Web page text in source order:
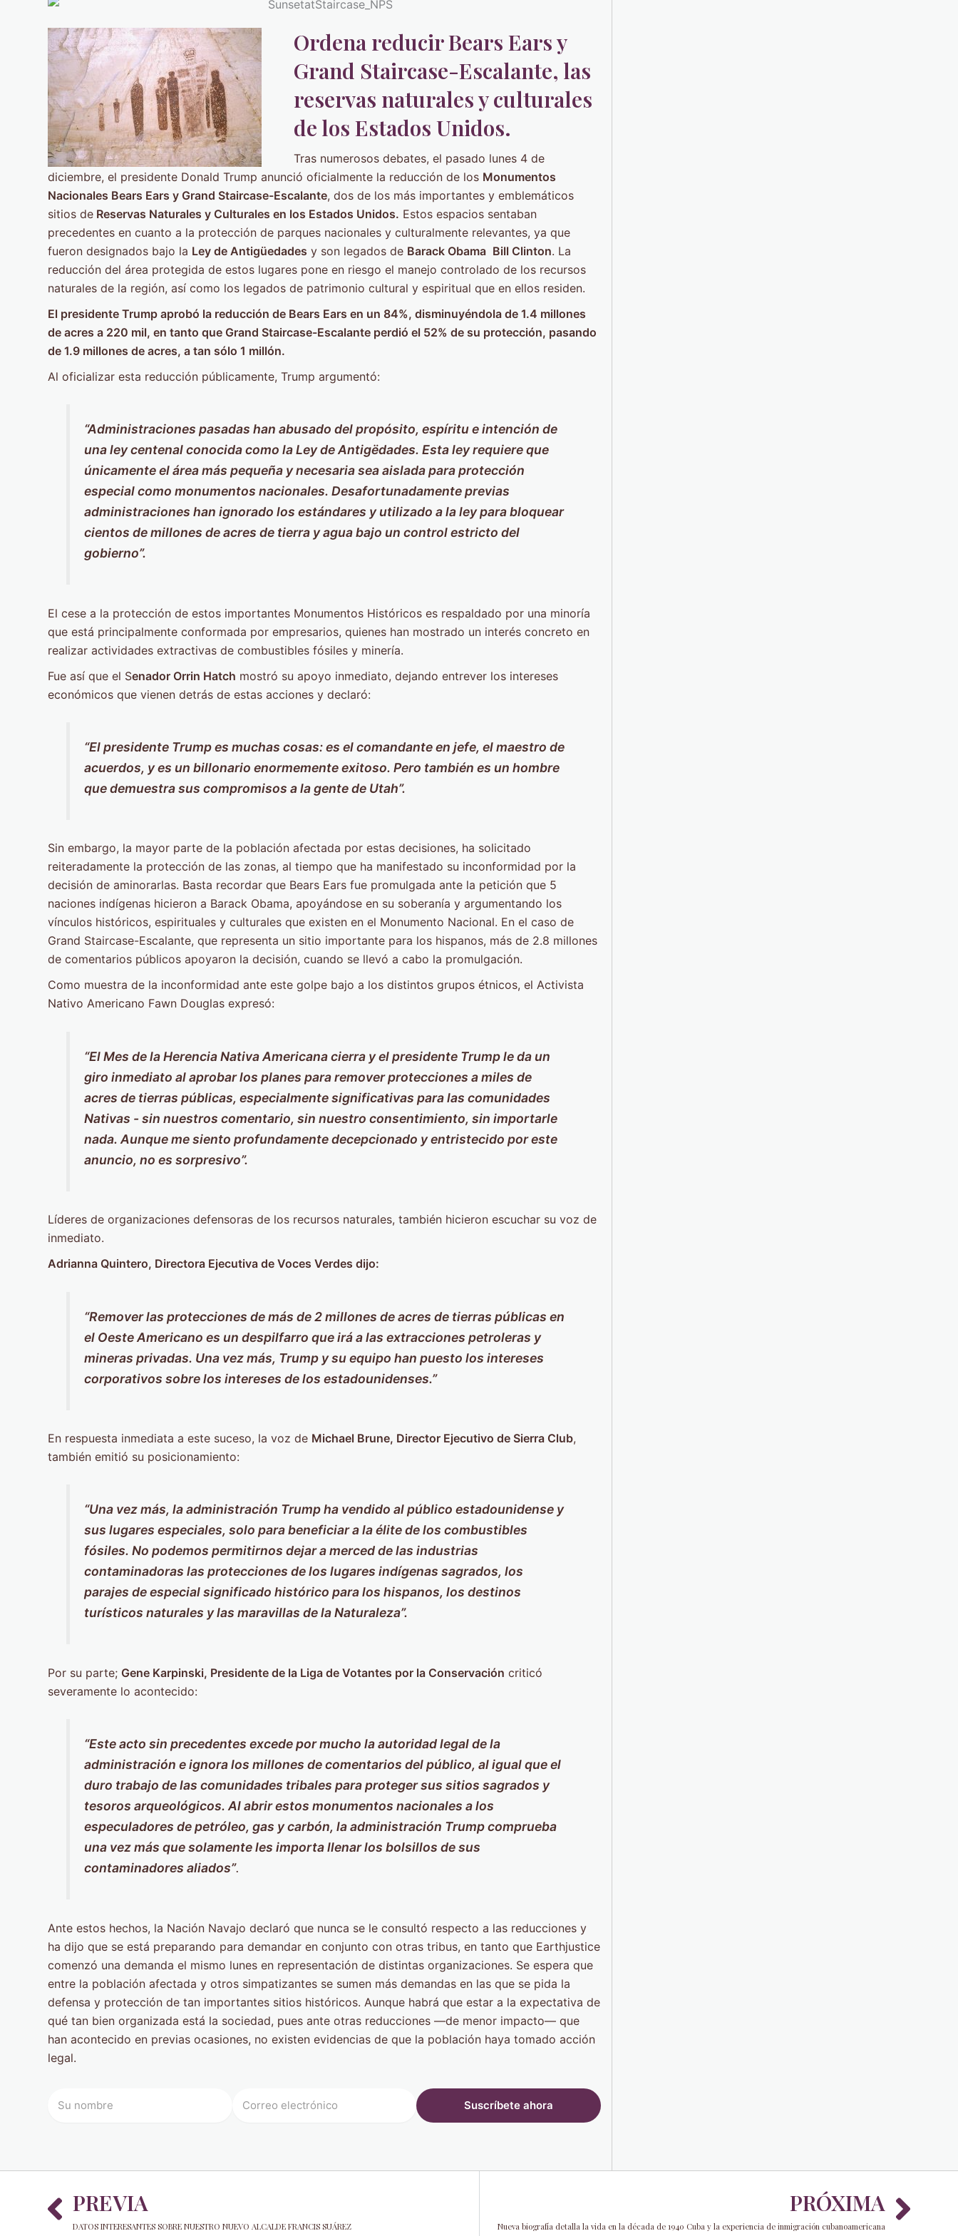
Ordena reducir Bears Ears y
Grand Staircase-Escalante, las
reservas naturales y culturales
de los Estados Unidos.
Tras numerosos debates, el pasado lunes 4 de
diciembre, el presidente Donald Trump anunció oficialmente la reducción de los Monumentos
Nacionales Bears Ears y Grand Staircase-Escalante, dos de los más importantes y emblemáticos
sitios de Reservas Naturales y Culturales en los Estados Unidos. Estos espacios sentaban
precedentes en cuanto a la protección de parques nacionales y culturalmente relevantes, ya que
fueron designados bajo la Ley de Antigüedades y son legados de Barack Obama Bill Clinton. La
reducción del área protegida de estos lugares pone en riesgo el manejo controlado de los recursos
naturales de la región, así como los legados de patrimonio cultural y espiritual que en ellos residen.
El presidente Trump aprobó la reducción de Bears Ears en un 84%, disminuyéndola de 1.4 millones
de acres a 220 mil, en tanto que Grand Staircase-Escalante perdió el 52% de su protección, pasando
de 1.9 millones de acres, a tan sólo 1 millón.
Al oficializar esta reducción públicamente, Trump argumentó:
“Administraciones pasadas han abusado del propósito, espíritu e intención de
una ley centenal conocida como la Ley de Antigëdades. Esta ley requiere que
únicamente el área más pequeña y necesaria sea aislada para protección
especial como monumentos nacionales. Desafortunadamente previas
administraciones han ignorado los estándares y utilizado a la ley para bloquear
cientos de millones de acres de tierra y agua bajo un control estricto del
gobierno”.
El cese a la protección de estos importantes Monumentos Históricos es respaldado por una minoría
que está principalmente conformada por empresarios, quienes han mostrado un interés concreto en
realizar actividades extractivas de combustibles fósiles y minería.
Fue así que el Senador Orrin Hatch mostró su apoyo inmediato, dejando entrever los intereses
económicos que vienen detrás de estas acciones y declaró:
“El presidente Trump es muchas cosas: es el comandante en jefe, el maestro de
acuerdos, y es un billonario enormemente exitoso. Pero también es un hombre
que demuestra sus compromisos a la gente de Utah”.
Sin embargo, la mayor parte de la población afectada por estas decisiones, ha solicitado
reiteradamente la protección de las zonas, al tiempo que ha manifestado su inconformidad por la
decisión de aminorarlas. Basta recordar que Bears Ears fue promulgada ante la petición que 5
naciones indígenas hicieron a Barack Obama, apoyándose en su soberanía y argumentando los
vínculos históricos, espirituales y culturales que existen en el Monumento Nacional. En el caso de
Grand Staircase-Escalante, que representa un sitio importante para los hispanos, más de 2.8 millones
de comentarios públicos apoyaron la decisión, cuando se llevó a cabo la promulgación.
Como muestra de la inconformidad ante este golpe bajo a los distintos grupos étnicos, el Activista
Nativo Americano Fawn Douglas expresó:
“El Mes de la Herencia Nativa Americana cierra y el presidente Trump le da un
giro inmediato al aprobar los planes para remover protecciones a miles de
acres de tierras públicas, especialmente significativas para las comunidades
Nativas - sin nuestros comentario, sin nuestro consentimiento, sin importarle
nada. Aunque me siento profundamente decepcionado y entristecido por este
anuncio, no es sorpresivo”.
Líderes de organizaciones defensoras de los recursos naturales, también hicieron escuchar su voz de
inmediato.
Adrianna Quintero, Directora Ejecutiva de Voces Verdes dijo:
“Remover las protecciones de más de 2 millones de acres de tierras públicas en
el Oeste Americano es un despilfarro que irá a las extracciones petroleras y
mineras privadas. Una vez más, Trump y su equipo han puesto los intereses
corporativos sobre los intereses de los estadounidenses.”
En respuesta inmediata a este suceso, la voz de Michael Brune, Director Ejecutivo de Sierra Club,
también emitió su posicionamiento:
“Una vez más, la administración Trump ha vendido al público estadounidense y
sus lugares especiales, solo para beneficiar a la élite de los combustibles
fósiles. No podemos permitirnos dejar a merced de las industrias
contaminadoras las protecciones de los lugares indígenas sagrados, los
parajes de especial significado histórico para los hispanos, los destinos
turísticos naturales y las maravillas de la Naturaleza”.
Por su parte; Gene Karpinski, Presidente de la Liga de Votantes por la Conservación criticó
severamente lo acontecido:
“Este acto sin precedentes excede por mucho la autoridad legal de la
administración e ignora los millones de comentarios del público, al igual que el
duro trabajo de las comunidades tribales para proteger sus sitios sagrados y
tesoros arqueológicos. Al abrir estos monumentos nacionales a los
especuladores de petróleo, gas y carbón, la administración Trump comprueba
una vez más que solamente les importa llenar los bolsillos de sus
contaminadores aliados”.
Ante estos hechos, la Nación Navajo declaró que nunca se le consultó respecto a las reducciones y
ha dijo que se está preparando para demandar en conjunto con otras tribus, en tanto que Earthjustice
comenzó una demanda el mismo lunes en representación de distintas organizaciones. Se espera que
entre la población afectada y otros simpatizantes se sumen más demandas en las que se pida la
defensa y protección de tan importantes sitios históricos. Aunque habrá que estar a la expectativa de
qué tan bien organizada está la sociedad, pues ante otras reducciones —de menor impacto— que
han acontecido en previas ocasiones, no existen evidencias de que la población haya tomado acción
legal.
Prev
PREVIA
DATOS INTERESANTES SOBRE NUESTRO NUEVO ALCALDE FRANCIS SUÁREZ
PRÓXIMA
Nueva biografía detalla la vida en la década de 1940 Cuba y la experiencia de inmigración cubanoamericana